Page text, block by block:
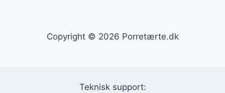
Copyright © 2026 Porretærte.dk
Teknisk support: